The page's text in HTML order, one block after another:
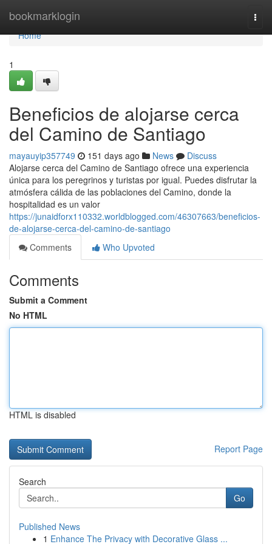
bookmarklogin
Home
Home
1
Beneficios de alojarse cerca
del Camino de Santiago
mayauyip357749 151 days ago News
Discuss
Alojarse cerca del Camino de Santiago ofrece una experiencia
única para los peregrinos y turistas por igual. Puedes disfrutar la
atmósfera cálida de las poblaciones del Camino, donde la
hospitalidad es un valor
https://junaidforx110332.worldblogged.com/46307663/beneficios-
de-alojarse-cerca-del-camino-de-santiago
Comments
Who Upvoted
Comments
Submit a Comment
No HTML
HTML is disabled
Report Page
Search
Go
Published News
1 Enhance The Privacy with Decorative Glass ...